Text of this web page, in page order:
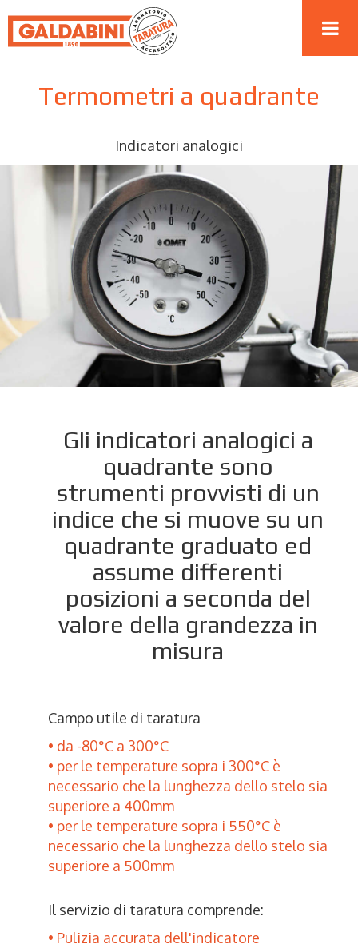
Termometri a quadrante
Indicatori analogici
Gli indicatori analogici a
quadrante sono
strumenti provvisti di un
indice che si muove su un
quadrante graduato ed
assume differenti
posizioni a seconda del
valore della grandezza in
misura
Campo utile di taratura
da -80°C a 300°C
per le temperature sopra i 300°C è
necessario che la lunghezza dello stelo sia
superiore a 400mm
per le temperature sopra i 550°C è
necessario che la lunghezza dello stelo sia
superiore a 500mm
Il servizio di taratura comprende:
Pulizia accurata dell'indicatore